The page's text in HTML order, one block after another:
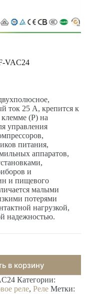
VAC24
ток 25 А, крепится к
(P) на
управления
питания,
аппаратов,
и
и пищевого
малыми
потерями
нагрузкой,
надежностью.
в корзину
Категории:
реле, Реле Метки: